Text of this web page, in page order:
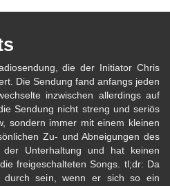
die der Initiator Chris
Die Sendung fand anfangs jeden
inzwischen allerdings auf
Sendung nicht streng und seriös
sondern immer mit einem kleinen
Zu- und Abneigungen des
Unterhaltung und hat keinen
freigeschalteten Songs. tl;dr: Da
durch sein, wenn er sich so ein